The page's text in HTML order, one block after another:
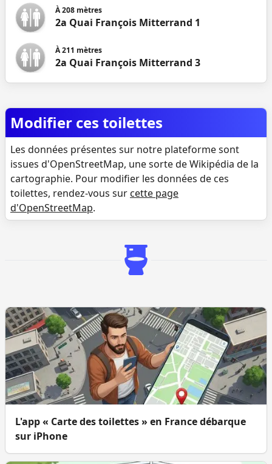
À208 mètres
2a Quai François Mitterrand 1
À211 mètres
2a Quai François Mitterrand 3
Modifier ces toilettes
Les données présentes sur notre plateforme sont
issues d'OpenStreetMap, une sorte de Wikipédia de la
cartographie. Pour modifier les données de ces
toilettes, rendez-vous sur cette page
d'OpenStreetMap.
L'app « Carte des toilettes » en France débarque
sur iPhone